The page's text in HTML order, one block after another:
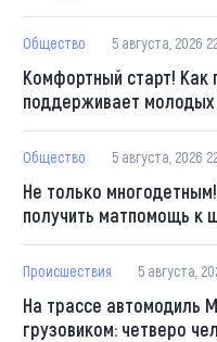
Общество 5 августа, 2026
Комфортный старт! Как
поддерживает молодых
Общество 5 августа, 2026
Не только
получить матпомощь к
Происшествия 5 августа,
На трассе автомодиль
грузовиком: четверо